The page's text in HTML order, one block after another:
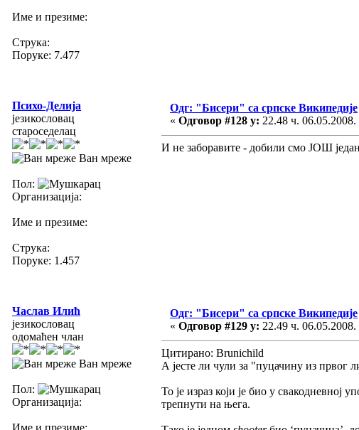
Име и презиме:
Струка:
Поруке: 7.477
Психо-Делија
језикословац
староседелац
Ван мреже
Пол:
Организација:
Име и презиме:
Струка:
Поруке: 1.457
Одг: "Бисери" са српске Википедије
« Одговор #128 у: 22.48 ч. 06.05.2008.
И не заборавите - добили смо ЈОШ
Часлав Илић
језикословац
одомаћен члан
Ван мреже
Пол:
Организација:
Име и презиме:
Одг: "Бисери" са српске Википедије
« Одговор #129 у: 22.49 ч. 06.05.2008.
Цитирано: Brunichild
А јесте ли чули за "пуцачину из првог
То је израз који је био у свакодневној
трепнути на њега.